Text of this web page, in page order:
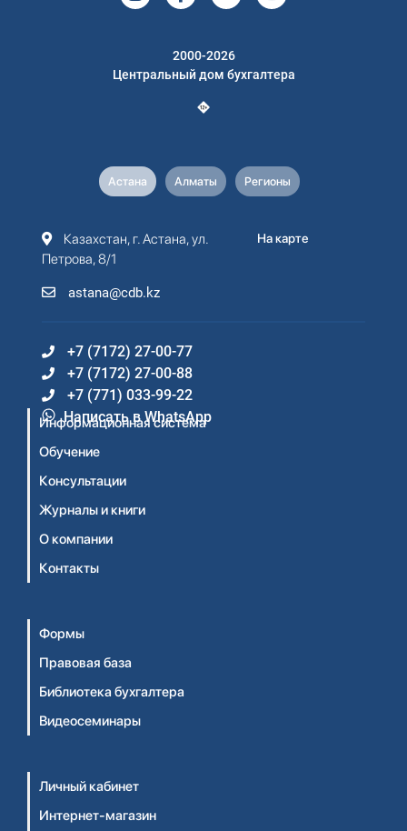
2000-2026
Центральный дом бухгалтера
Астана Алматы Регионы
Казахстан, г. Астана, ул.
Петрова, 8/1
astana@cdb.kz
На карте
+7 (7172) 27-00-77
+7 (7172) 27-00-88
+7 (771) 033-99-22
Написать в WhatsApp
Информационная система
Обучение
Консультации
Журналы и книги
О компании
Контакты
Формы
Правовая база
Библиотека бухгалтера
Видеосеминары
Личный кабинет
Интернет-магазин